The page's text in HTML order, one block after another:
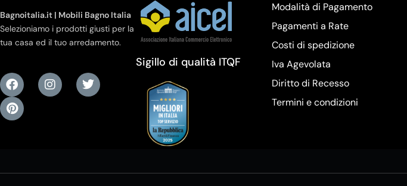
Bagnoitalia.it | Mobili Bagno Italia
Selezioniamo i prodotti giusti per la
tua casa ed il tuo arredamento.
Sigillo di qualità ITQF
Modalità di Pagamento
Pagamenti a Rate
Costi di spedizione
Iva Agevolata
Diritto di Recesso
Termini e condizioni